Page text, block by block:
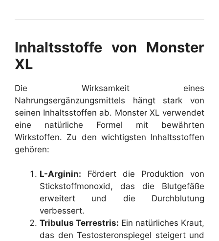
Inhaltsstoffe von Monster
XL
Die Wirksamkeit eines
Nahrungsergänzungsmittels hängt stark von
seinen Inhaltsstoffen ab. Monster XL verwendet
eine natürliche Formel mit bewährten
Wirkstoffen. Zu den wichtigsten Inhaltsstoffen
gehören:
L-Arginin: Fördert die Produktion von
Stickstoffmonoxid, das die Blutgefäße
erweitert und die Durchblutung
verbessert.
Tribulus Terrestris: Ein natürliches Kraut,
das den Testosteronspiegel steigert und